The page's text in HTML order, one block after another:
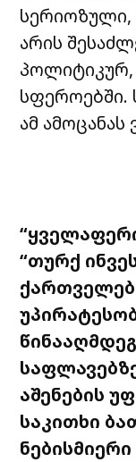
არის
პოლიტიკურ,
სფეროებში.
ამ
“თურქ
აშენების
საკითხი